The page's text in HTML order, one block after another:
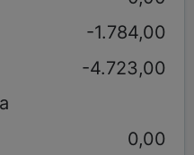
-1.784,00
-4.723,00
0,00